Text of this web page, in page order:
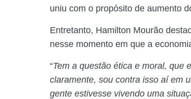
uniu com o propósito de aumento
Entretanto, Hamilton Mourão
nesse momento em que a
“Tem a questão ética e moral, que
claramente, sou contra isso aí em
gente estivesse vivendo uma